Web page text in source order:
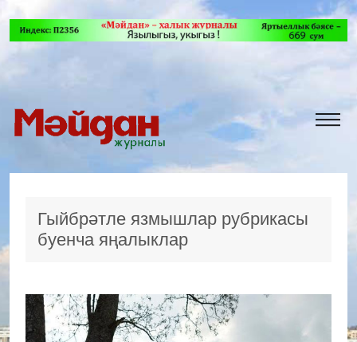
Гыйбрәтле язмышлар рубрикасы
буенча яңалыклар